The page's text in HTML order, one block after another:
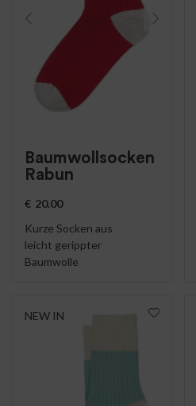
Baumwollsocken
Rabun
€ 20.00
Kurze Socken aus
leicht gerippter
Baumwolle
NEW IN